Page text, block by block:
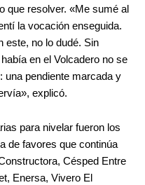
que resolver. «Me sumé al
la vocación enseguida.
este, no lo dudé. Sin
en el Volcadero no se
una pendiente marcada y
explicó.
para nivelar fueron los
de favores que continúa
Césped Entre
Enersa, Vivero El